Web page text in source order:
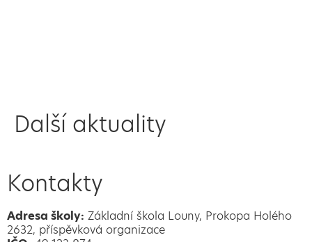
Další aktuality
Kontakty
Adresa školy: Základní škola Louny, Prokopa Holého
2632, příspěvková organizace